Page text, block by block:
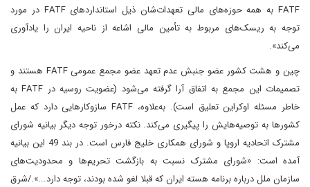
FATF به همه حوزه‌های مالی تعهدات‌شان ذیل استانداردهای FATF در مورد
توجه به ریسک‌های مربوط به تأمین مالی اشاعه از ناحیه ایران را یادآوری
می‌کند».
چین و هشت کشور عضو جنبش عدم تعهد عضو مجمع عمومی FATF هستند و
تصمیمات این مجمع به اتفاق آرا‌ گرفته می‌شود‌ (عضویت روسیه در FATF به
خاطر مسئله اوکراین تعلیق است‌). به‌علاوه، FATF سازوکارهایی دارد که عمل
کشورها به توصیه‌هایش را پیگیری می‌کند. نکته درخور توجه دیگر بیانیه شورای
مشترک اتحادیه اروپا و شورای همکاری خلیج فارس است. در بند 49 این بیانیه
آمده است: «شورای مشترک نسبت به بازگشت تحریم‌ها و محدودیت‌های
سازمان ملل درباره برنامه هسته ایران که قبلا لغو شده بودند، توجه دارد...»./شرق